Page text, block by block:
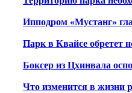
Ипподром «Мустанг»
Парк в Квайсе обретет
Боксер из Цхинвала
Что изменится в жизни